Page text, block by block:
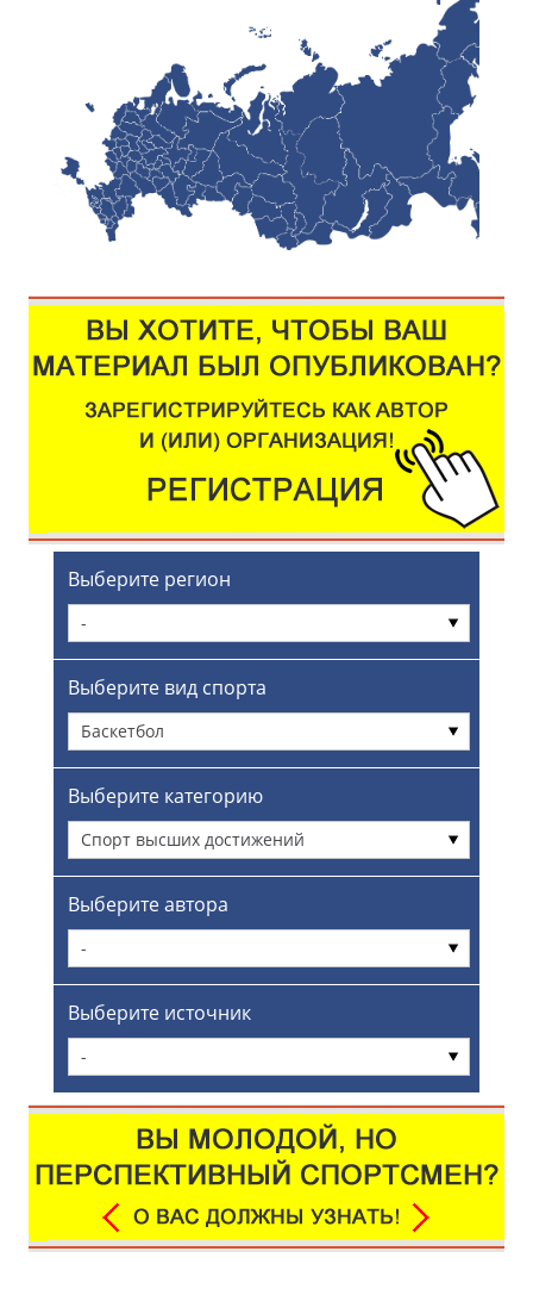
Выберите регион
-
Выберите вид спорта
Баскетбол
Выберите категорию
Спорт высших достижений
Выберите автора
-
Выберите источник
-